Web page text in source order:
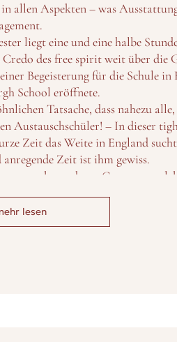
allen Aspekten – was
liegt eine und eine halbe
des free spirit weit über die
Begeisterung für die Schule in
School eröffnete.
Tatsache, dass nahezu
Austauschschüler! – In dieser
Zeit das Weite in England
Zeit ist ihm gewiss.
besonderen Genuss: er
nur. Nicht weniger als
Richtung. Er glänzt auf allen
lesen